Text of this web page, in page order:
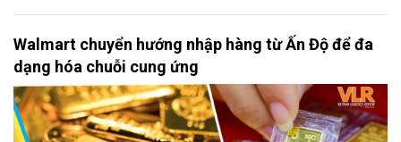
Walmart chuyển hướng nhập hàng từ Ấn Độ để đa
dạng hóa chuỗi cung ứng